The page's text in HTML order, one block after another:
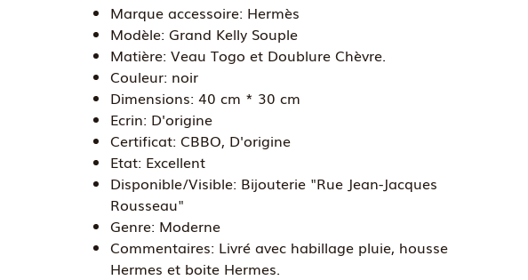
Marque accessoire: Hermès
Modèle: Grand Kelly Souple
Matière: Veau Togo et Doublure Chèvre.
Couleur: noir
Dimensions: 40 cm * 30 cm
Ecrin: D'origine
Certificat: CBBO, D'origine
Etat: Excellent
Disponible/Visible: Bijouterie "Rue Jean-Jacques
Rousseau"
Genre: Moderne
Commentaires: Livré avec habillage pluie, housse
Hermes et boite Hermes.